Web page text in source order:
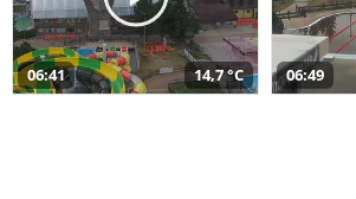
06:41 14,7 °C 06:49